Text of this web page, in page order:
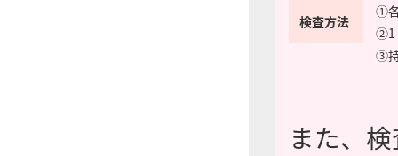
検査方法
①各
②1
③持
また、